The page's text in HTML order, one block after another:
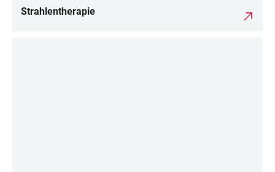
Strahlentherapie